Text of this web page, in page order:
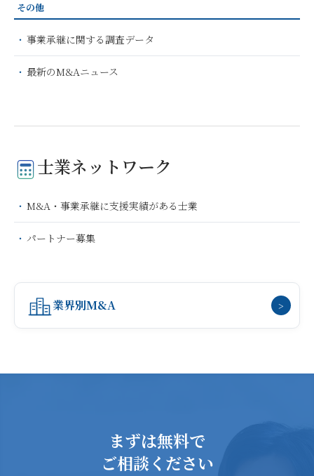
その他
事業承継に関する調査データ
最新のM&Aニュース
士業ネットワーク
M&A・事業承継に支援実績がある士業
パートナー募集
業界別M&A >
まずは無料で
ご相談ください